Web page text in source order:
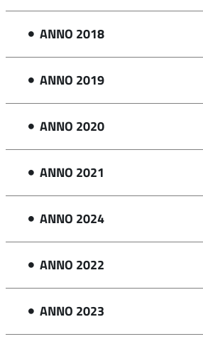
ANNO 2018
ANNO 2019
ANNO 2020
ANNO 2021
ANNO 2024
ANNO 2022
ANNO 2023